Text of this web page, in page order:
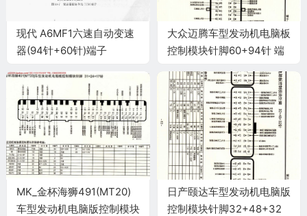
现代 A6MF1六速自动变速
器(94针+60针)端子
大众迈腾车型发动机电脑板
控制模块针脚60+94针 端
MK_金杯海狮491(MT20)
车型发动机电脑版控制模块
日产颐达车型发动机电脑版
控制模块针脚32+48+32